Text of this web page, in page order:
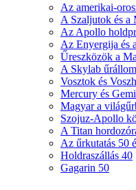
Az amerikai-
A Szaljutok és a
Az Apollo
Az Enyergija és
Űreszközök a
A Skylab
Vosztok és
Mercury és
Magyar a
Szojuz-Apollo
A Titan
Az űrkutatás 50
Holdraszállás 40
Gagarin 50